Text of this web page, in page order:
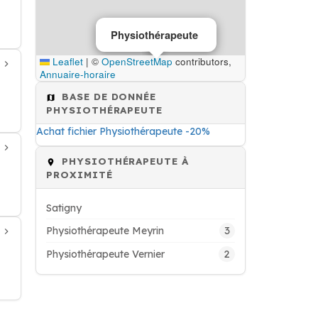
Physiothérapeute
Leaflet | © OpenStreetMap contributors,
Annuaire-horaire
BASE DE DONNÉE
PHYSIOTHÉRAPEUTE
Achat fichier Physiothérapeute -20%
PHYSIOTHÉRAPEUTE À
PROXIMITÉ
Satigny
Physiothérapeute Meyrin
3
Physiothérapeute Vernier 2